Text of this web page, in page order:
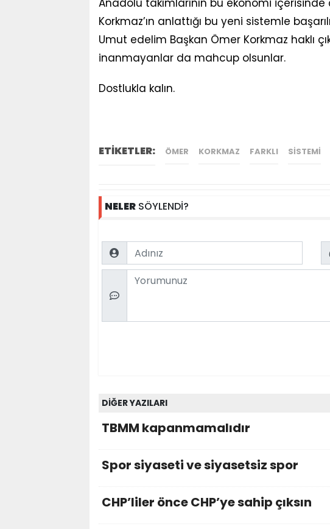
Anadolu takımlarının bu ekonomi
Korkmaz’ın anlattığı bu yeni sistemle
Umut edelim Başkan Ömer Korkmaz haklı
inanmayanlar da mahcup olsunlar.
Dostlukla kalın.
ETİKETLER: ÖMER KORKMAZ FARKLI SISTEMI
NELER SÖYLENDİ?
Name
Comment
DİĞER YAZILARI
TBMM kapanmamalıdır
Spor siyaseti ve siyasetsiz spor
CHP’liler önce CHP’ye sahip çıksın